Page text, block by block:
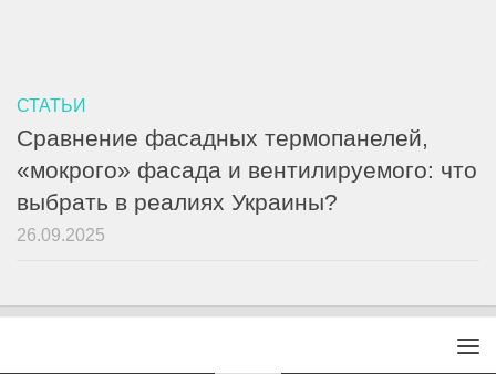
СТАТЬИ
Сравнение фасадных термопанелей,
«мокрого» фасада и вентилируемого: что
выбрать в реалиях Украины?
26.09.2025